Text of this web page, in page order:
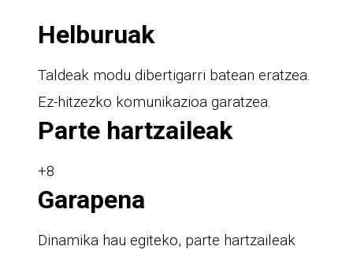
Helburuak
Taldeak modu dibertigarri batean eratzea.
Ez-hitzezko komunikazioa garatzea.
Parte hartzaileak
+8
Garapena
Dinamika hau egiteko, parte hartzaileak